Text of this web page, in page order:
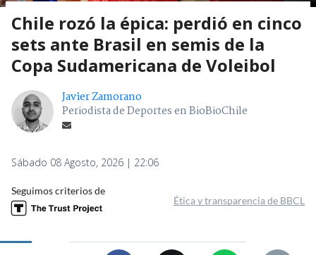
Chile rozó la épica: perdió en cinco
sets ante Brasil en semis de la
Copa Sudamericana de Voleibol
Javier Zamorano
Periodista de Deportes en BioBioChile
Sábado 08 Agosto, 2026 | 22:06
Seguimos criterios de
Ética y transparencia de BBCL